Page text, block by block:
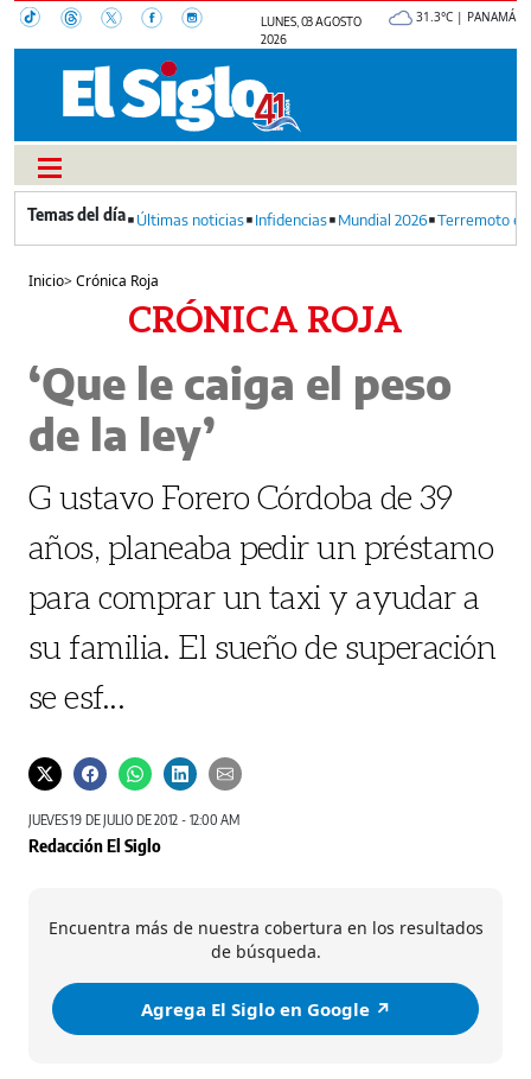
LUNES, 03 AGOSTO
2026
31.3°C | PANAMÁ
Últimas noticias Infidencias Mundial 2026 Terremoto
Inicio>Crónica Roja
CRÓNICA ROJA
‘Que le caiga el peso
de la ley’
G ustavo Forero Córdoba de 39
años, planeaba pedir un préstamo
para comprar un taxi y ayudar a
su familia. El sueño de superación
se esf...
JUEVES 19 DE JULIO DE 2012 - 12:00 AM
Redacción El Siglo
Encuentra más de nuestra cobertura en los resultados
de búsqueda.
Agrega El Siglo en Google ↗️